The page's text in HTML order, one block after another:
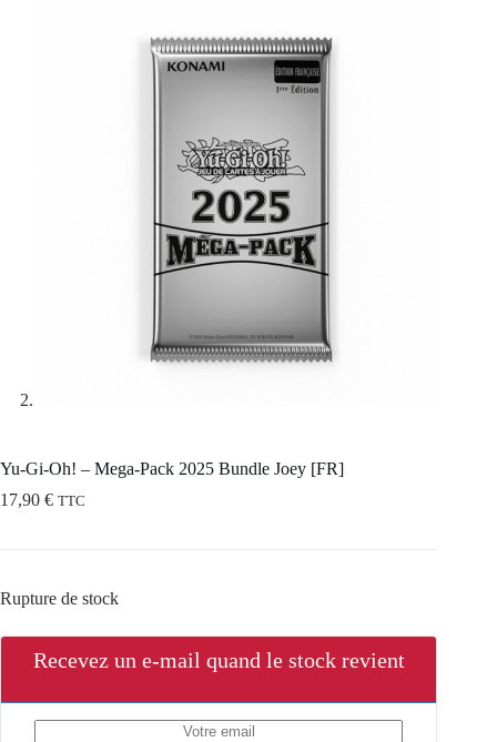
Yu-Gi-Oh! – Mega-Pack 2025 Bundle Joey [FR]
17,90 € TTC
Rupture de stock
Recevez un e-mail quand le stock revient